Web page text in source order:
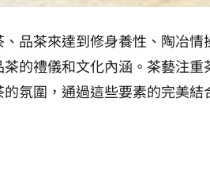
品茶來達到修身養性、陶冶
的禮儀和文化內涵。茶藝注重
氛圍，通過這些要素的完美結